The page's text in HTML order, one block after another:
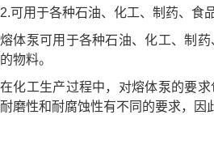
2.可用于各种石油、化工、制药、食
熔体泵可用于各种石油、化工、制
的物料。
在化工生产过程中，对熔体泵的要
耐磨性和耐腐蚀性有不同的要求，因